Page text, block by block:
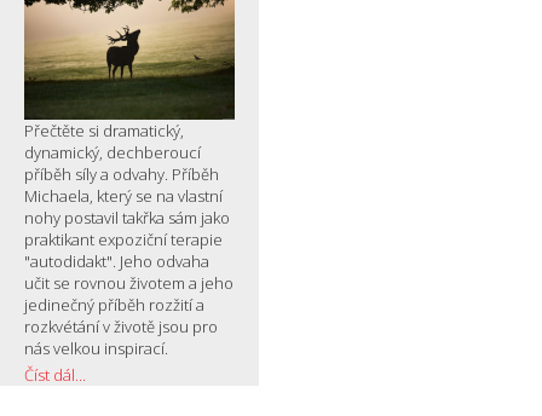
Přečtěte si dramatický,
dynamický, dechberoucí
příběh síly a odvahy. Příběh
Michaela, který se na vlastní
nohy postavil takřka sám jako
praktikant expoziční terapie
"autodidakt". Jeho odvaha
učit se rovnou životem a jeho
jedinečný příběh rozžití a
rozkvétání v životě jsou pro
nás velkou inspirací.
Číst dál...